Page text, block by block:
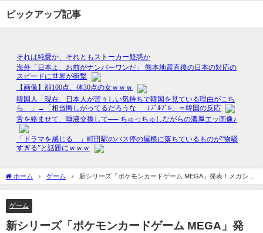
ピックアップ記事
ホーム ゲーム
新シリーズ「ポケモンカードゲーム MEGA」発表！メガシン
カEXの魅力とは
ゲーム
新シリーズ「ポケモンカードゲーム MEGA」発